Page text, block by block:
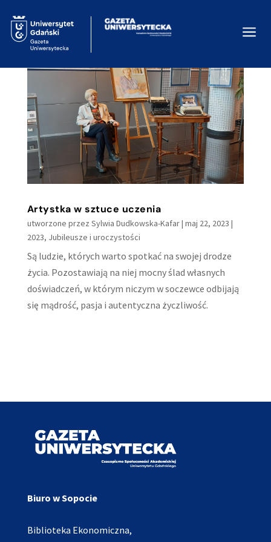
a
Artystka w sztuce uczenia
utworzone przez Sylwia Dudkowska-Kafar| maj 22, 2023 |
2023, Jubileusze i uroczystości
Są ludzie, których warto spotkać na swojej drodze
życia. Pozostawiają na niej mocny ślad własnych
doświadczeń, w którym niczym w soczewce odbijają
się mądrość, pasja i autentyczna życzliwość.
Biuro w Sopocie
Biblioteka Ekonomiczna,